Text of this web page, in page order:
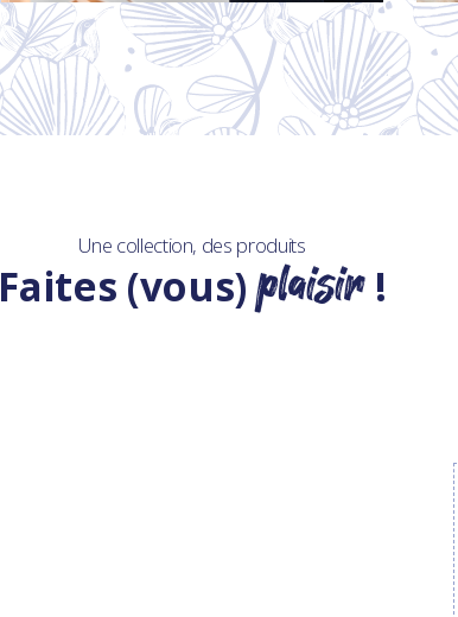
Une collection, des produits
Faites (vous)plaisir!